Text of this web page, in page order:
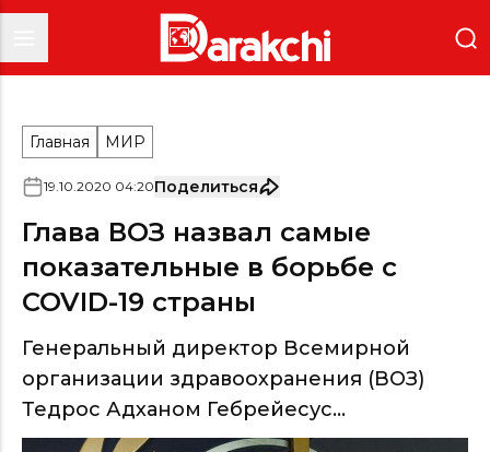
Главная МИР
19.10.2020 04:20Поделиться
Глава ВОЗ назвал самые
показательные в борьбе с
COVID-19 страны
Генеральный директор Всемирной
организации здравоохранения (ВОЗ)
Тедрос Адханом Гебрейесус...